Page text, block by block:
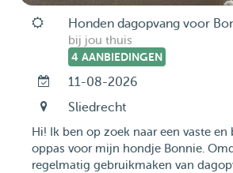
Honden dagopvang voor
bij jou thuis
4 AANBIEDINGEN
11-08-2026
Sliedrecht
Hi! Ik ben op zoek naar een vaste en
oppas voor mijn hondje Bonnie.
regelmatig gebruikmaken van